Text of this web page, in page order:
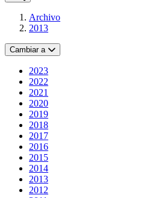
Archivo
2013
Cambiar a
2023
2022
2021
2020
2019
2018
2017
2016
2015
2014
2013
2012